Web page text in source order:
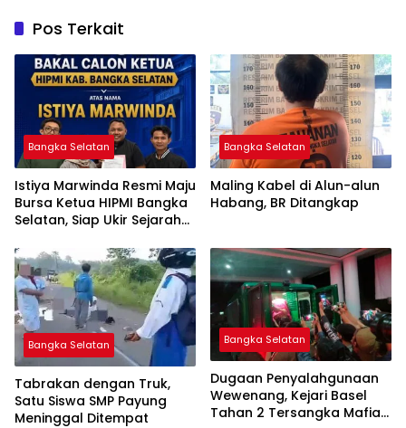
Pos Terkait
Bangka Selatan
Istiya Marwinda Resmi Maju
Bursa Ketua HIPMI Bangka
Selatan, Siap Ukir Sejarah
Pertama
Bangka Selatan
Maling Kabel di Alun-alun
Habang, BR Ditangkap
Bangka Selatan
Tabrakan dengan Truk,
Satu Siswa SMP Payung
Meninggal Ditempat
Bangka Selatan
Dugaan Penyalahgunaan
Wewenang, Kejari Basel
Tahan 2 Tersangka Mafia